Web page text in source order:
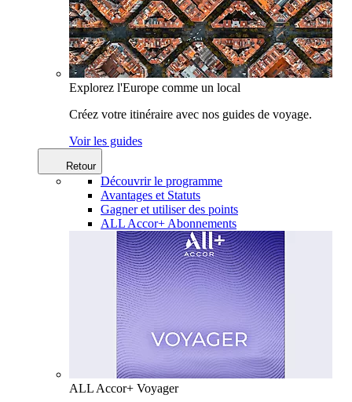
Explorez l'Europe comme un local
Créez votre itinéraire avec nos guides de voyage.
Voir les guides
Retour
Découvrir le programme
Avantages et Statuts
Gagner et utiliser des points
ALL Accor+ Abonnements
ALL Accor+ Voyager